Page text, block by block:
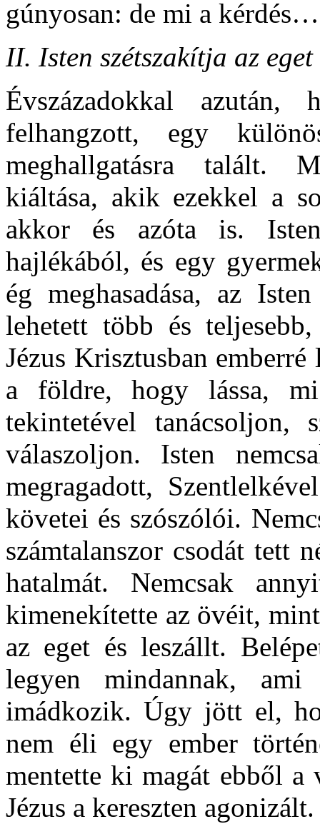
gúnyosan: de mi a kérdés…
II. Isten szétszakítja az
Évszázadokkal
felhangzott, egy
meghallgatásra talált.
kiáltása, akik ezekkel a
akkor és azóta is.
hajlékából, és egy
ég meghasadása, az
lehetett több és
Jézus Krisztusban
a földre, hogy lássa,
tekintetével tanácsoljon,
válaszoljon. Isten
megragadott,
követei és szószólói.
számtalanszor csodát tett
hatalmát. Nemcsak
kimenekítette az övéit,
az eget és leszállt.
legyen mindannak,
imádkozik. Úgy jött el,
nem éli egy ember
mentette ki magát ebből
Jézus a kereszten agonizált.